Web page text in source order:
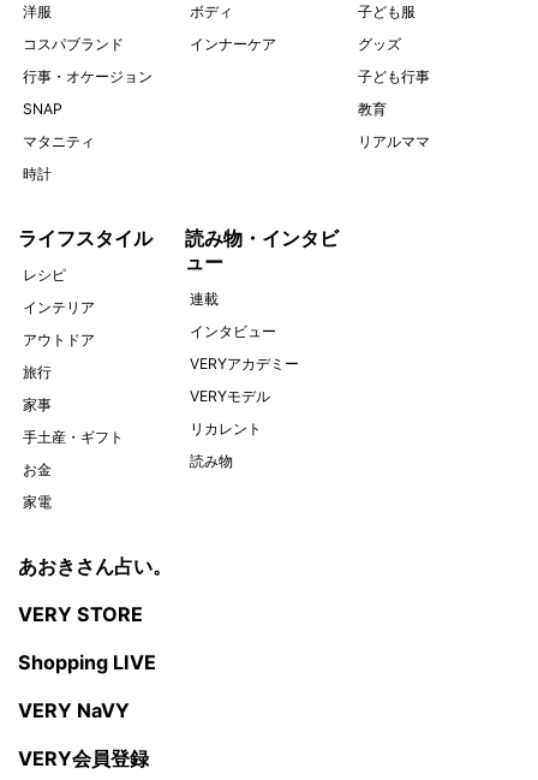
洋服
コスパブランド
行事・オケージョン
SNAP
マタニティ
時計
ボディ
インナーケア
子ども服
グッズ
子ども行事
教育
リアルママ
ライフスタイル
レシピ
インテリア
アウトドア
旅行
家事
手土産・ギフト
お金
家電
読み物・インタビ
ュー
連載
インタビュー
VERYアカデミー
VERYモデル
リカレント
読み物
あおきさん占い。
VERY STORE
Shopping LIVE
VERY NaVY
VERY会員登録